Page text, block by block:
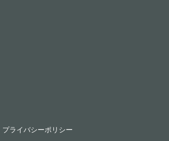
プライバシーポリシー